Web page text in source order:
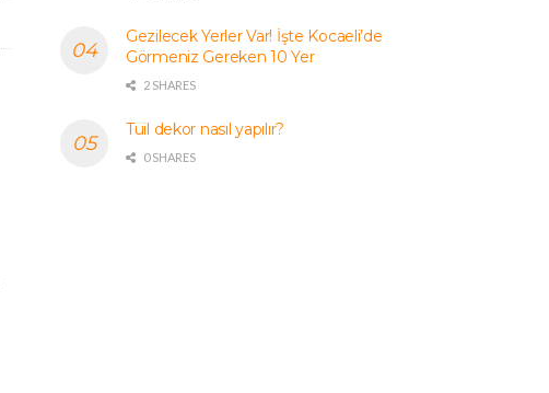
Gezilecek Yerler Var! İşte Kocaeli’de
Görmeniz Gereken 10 Yer
2 SHARES
Tuil dekor nasıl yapılır?
0 SHARES